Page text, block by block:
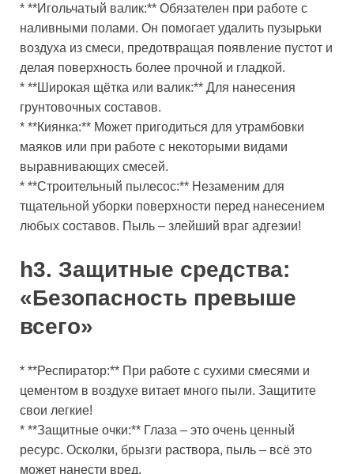
* **Игольчатый валик:** Обязателен при работе с
наливными полами. Он помогает удалить пузырьки
воздуха из смеси, предотвращая появление пустот и
делая поверхность более прочной и гладкой.
* **Широкая щётка или валик:** Для нанесения
грунтовочных составов.
* **Киянка:** Может пригодиться для утрамбовки
маяков или при работе с некоторыми видами
выравнивающих смесей.
* **Строительный пылесос:** Незаменим для
тщательной уборки поверхности перед нанесением
любых составов. Пыль – злейший враг адгезии!
h3. Защитные средства:
«Безопасность превыше
всего»
* **Респиратор:** При работе с сухими смесями и
цементом в воздухе витает много пыли. Защитите
свои легкие!
* **Защитные очки:** Глаза – это очень ценный
ресурс. Осколки, брызги раствора, пыль – всё это
может нанести вред.